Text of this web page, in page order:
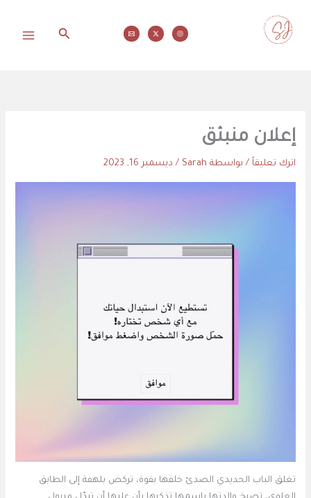
المحتوى
البحث
إعلان منبثق
اترك تعليقاً / بواسطة Sarah
/ ديسمبر 16, 2023
تغلق الباب الحديدي الصدئ خلفها بقوة، تركض بلهفة إلى الطابق